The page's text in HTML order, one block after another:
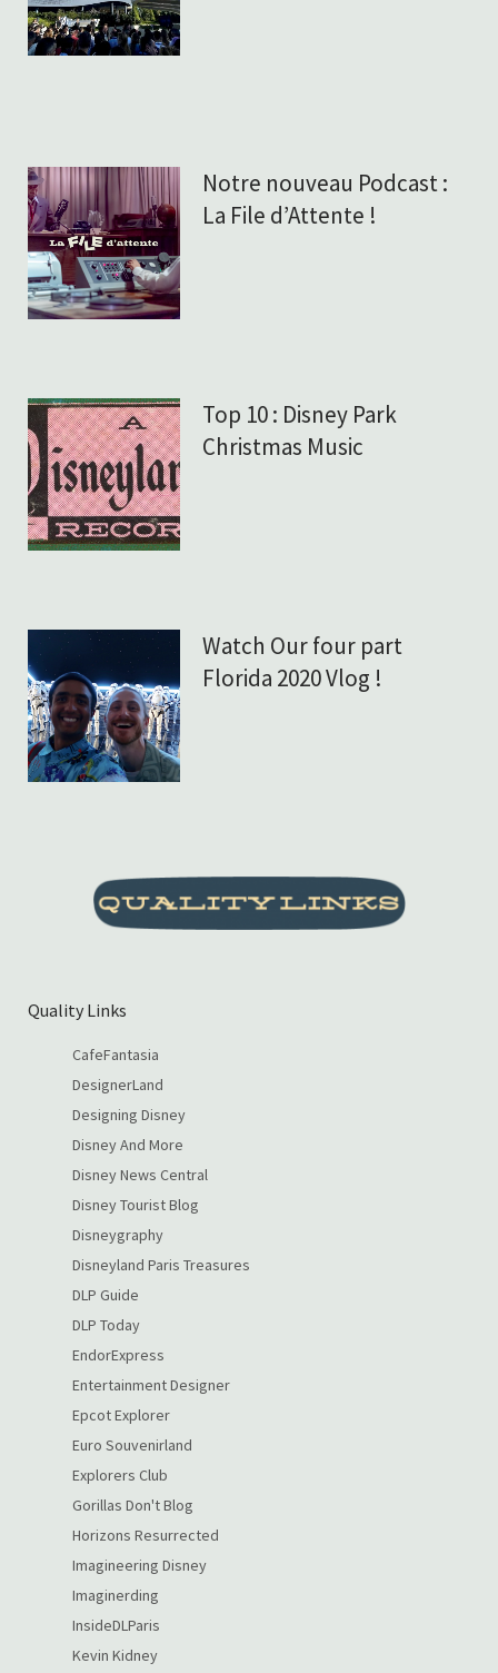
Notre nouveau Podcast :
La File d’Attente !
Top 10 : Disney Park
Christmas Music
Watch Our four part
Florida 2020 Vlog !
Quality Links
CafeFantasia
DesignerLand
Designing Disney
Disney And More
Disney News Central
Disney Tourist Blog
Disneygraphy
Disneyland Paris Treasures
DLP Guide
DLP Today
EndorExpress
Entertainment Designer
Epcot Explorer
Euro Souvenirland
Explorers Club
Gorillas Don't Blog
Horizons Resurrected
Imagineering Disney
Imaginerding
InsideDLParis
Kevin Kidney